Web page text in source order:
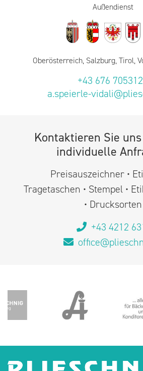
Außendienst
Oberösterreich, Salzburg, Tirol,
+43 676
a.speierle-
Kontaktieren Sie
individuelle
Preisauszeichner •
Tragetaschen • Stempel •
• Drucksorten
+43 4212